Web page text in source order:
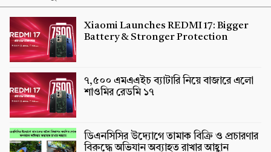
Xiaomi Launches REDMI 17: Bigger
Battery & Stronger Protection
৭,৫০০ এমএএইচ ব্যাটারি নিয়ে বাজারে এলো
শাওমির রেডমি ১৭
ডিএনসিসির উদ্যোগে তামাক বিক্রি ও প্রচারণার
বিরুদ্ধে অভিযান অব্যাহত রাখার আহ্বান